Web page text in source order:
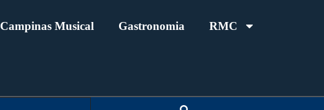
Campinas Musical Gastronomia RMC